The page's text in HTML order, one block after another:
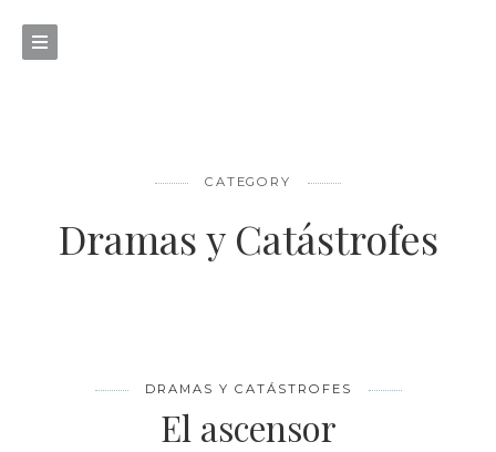
CATEGORY
Dramas y Catástrofes
DRAMAS Y CATÁSTROFES
El ascensor